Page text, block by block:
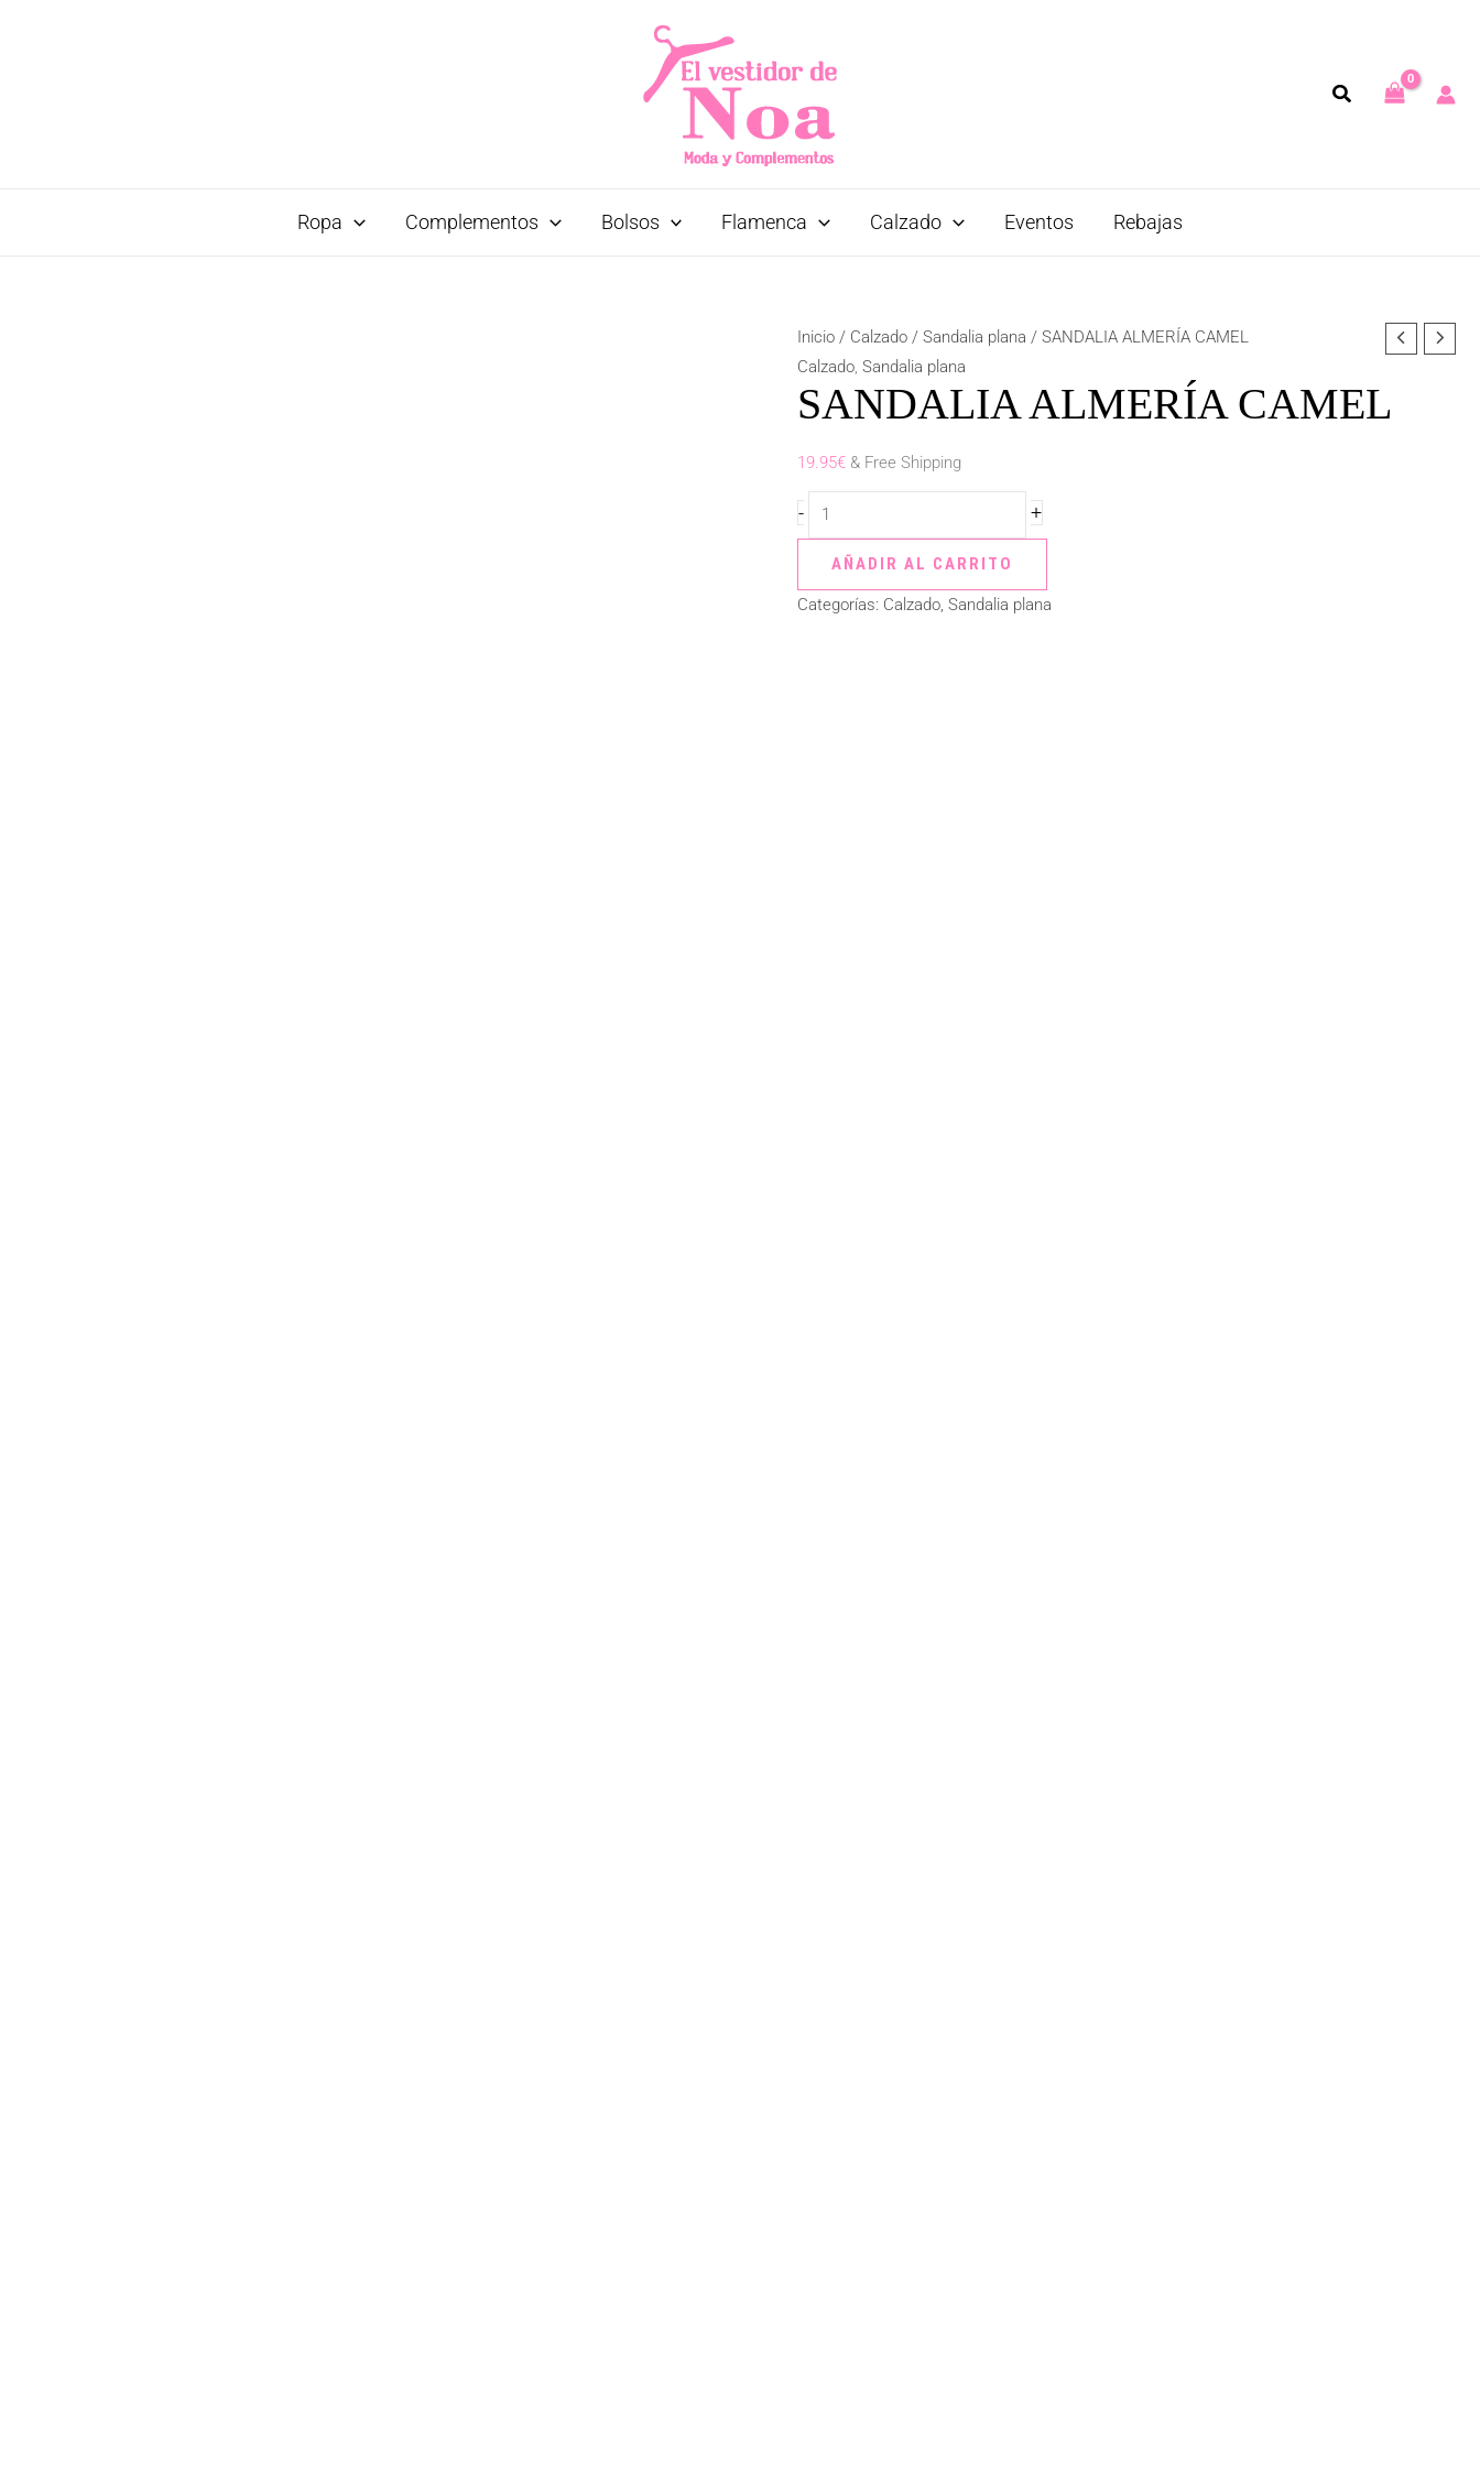
Ropa Complementos Bolsos Flamenca Calzado Eventos Rebajas
Inicio / Calzado / Sandalia plana / SANDALIA ALMERÍA CAMEL
Calzado, Sandalia plana
SANDALIA ALMERÍA CAMEL
19.95€ & Free Shipping
-
SANDALIA
ALMERÍA
CAMEL
cantidad
+
AÑADIR AL CARRITO
Categorías: Calzado Sandalia plana